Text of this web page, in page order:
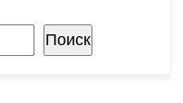
Поиск